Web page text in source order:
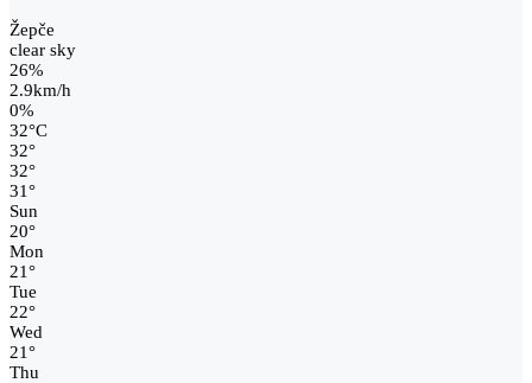
Žepče
clear sky
26%
2.9km/h
0%
32°C
32°
32°
31°
Sun
20°
Mon
21°
Tue
22°
Wed
21°
Thu